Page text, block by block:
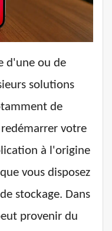
d'une ou de
solutions
de
votre
à l'origine
vous disposez
stockage. Dans
provenir du